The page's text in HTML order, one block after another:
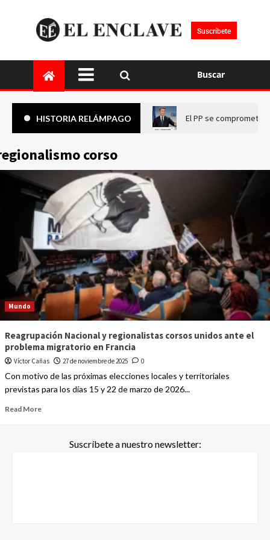
Suscríbete
Buscar
HISTORIA RELÁMPAGO El PP se compromete
corso
Mundo
Reagrupación Nacional y regionalistas corsos unidos ante el
problema migratorio en Francia
Víctor Cañas 27 de noviembre de 2025 0
Con motivo de las próximas elecciones locales y territoriales
previstas para los días 15 y 22 de marzo de 2026...
Read More
Suscríbete a nuestro newsletter: